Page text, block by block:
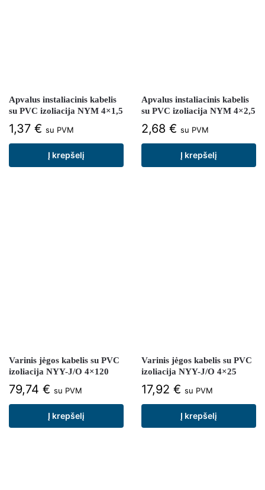
Apvalus instaliacinis kabelis
su PVC izoliacija NYM 4×1,5
1,37 € su PVM
Į krepšelį
Apvalus instaliacinis kabelis
su PVC izoliacija NYM 4×2,5
2,68 € su PVM
Į krepšelį
Varinis jėgos kabelis su PVC
izoliacija NYY-J/O 4×120
79,74 € su PVM
Į krepšelį
Varinis jėgos kabelis su PVC
izoliacija NYY-J/O 4×25
17,92 € su PVM
Į krepšelį